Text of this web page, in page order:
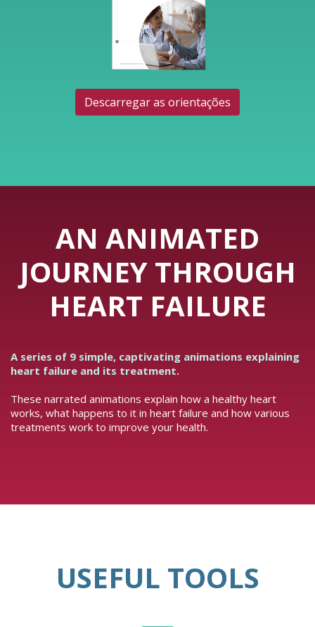
Descarregar as orientações
AN ANIMATED
JOURNEY THROUGH
HEART FAILURE
A series of 9 simple, captivating animations explaining
heart failure and its treatment.
These narrated animations explain how a healthy heart
works, what happens to it in heart failure and how various
treatments work to improve your health.
USEFUL TOOLS